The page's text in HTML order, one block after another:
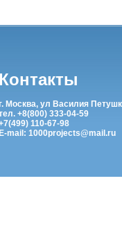
Контакты
Москва, ул Василия
+8(800) 333-04-59
110-67-98
E-mail: 1000projects@mail.ru